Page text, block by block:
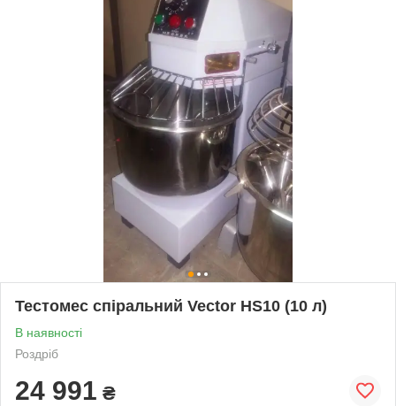
Тестомес спіральний Vector HS10 (10 л)
В наявності
Роздріб
24 991 ₴